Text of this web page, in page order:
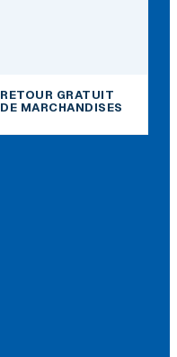
RETOUR GRATUIT
DE MARCHANDISES